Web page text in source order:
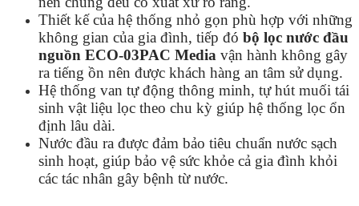
Thiết kế của hệ thống nhỏ gọn phù hợp với những
không gian của gia đình, tiếp đó bộ lọc nước đầu
nguồn ECO-03PAC Media vận hành không gây
ra tiếng ồn nên được khách hàng an tâm sử dụng.
Hệ thống van tự động thông minh, tự hút muối tái
sinh vật liệu lọc theo chu kỳ giúp hệ thống lọc ổn
định lâu dài.
Nước đầu ra được đảm bảo tiêu chuẩn nước sạch
sinh hoạt, giúp bảo vệ sức khỏe cả gia đình khỏi
các tác nhân gây bệnh từ nước.